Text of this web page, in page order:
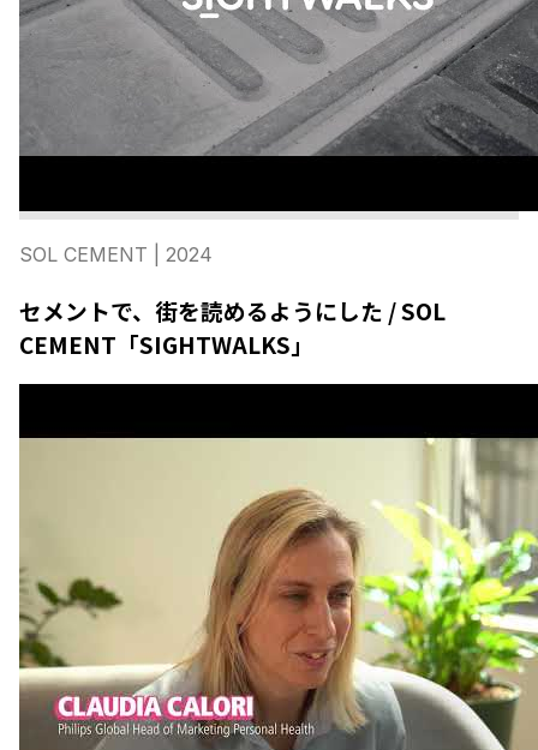
SOL CEMENT | 2024
セメントで、街を読めるようにした / SOL
CEMENT「SIGHTWALKS」